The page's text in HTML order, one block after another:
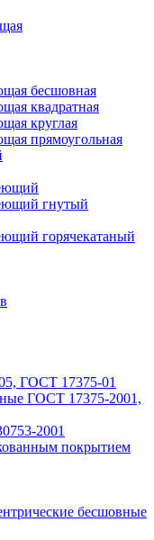
бесшовная
квадратная
круглая
прямоугольная
гнутый
горячекатаный
ГОСТ 17375-01
ГОСТ 17375-2001,
2001
покрытием
бесшовные